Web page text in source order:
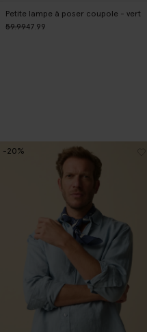
Petite lampe à poser coupole - vert
59.9947.99
-20%